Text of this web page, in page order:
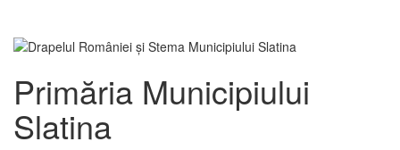
Primăria Municipiului
Slatina